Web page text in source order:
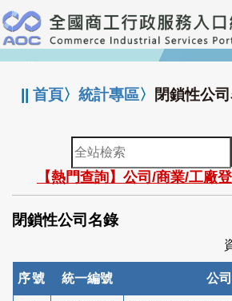
跳
到
主
要
:::
||首頁〉統計專區〉 閉鎖性公
全
站
檢
索
【熱門查詢】公司/商業/工廠
閉鎖性公司名錄
序號 統一編號 公